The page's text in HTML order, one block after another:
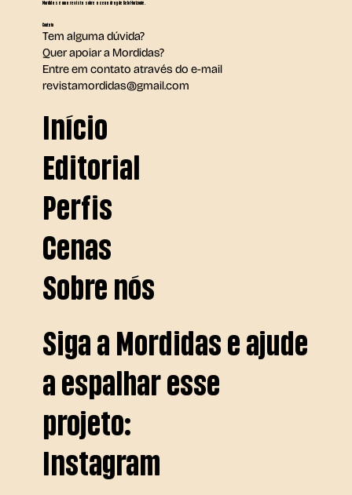
Mordidas é uma revista sobre a cena drag de Belo Horizonte.
Contato
Tem alguma dúvida?
Quer apoiar a Mordidas?
Entre em contato através do e-mail
revistamordidas@gmail.com
Início
Editorial
Perfis
Cenas
Sobre nós
Siga a Mordidas e ajude
a espalhar esse
projeto:
Instagram